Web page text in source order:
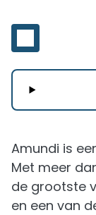
Amundi is
Met meer
de grootste
en een van